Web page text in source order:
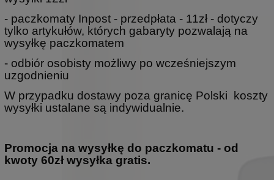
- paczkomaty Inpost - przedpłata - 11zł - dotyczy
tylko artykułów, których gabaryty pozwalają na
wysyłkę paczkomatem
- odbiór osobisty możliwy po wcześniejszym
uzgodnieniu
W przypadku dostawy poza granicę Polski koszty
wysyłki ustalane są indywidualnie.
Promocja na wysyłkę do paczkomatu - od
kwoty 60zł wysyłka gratis.